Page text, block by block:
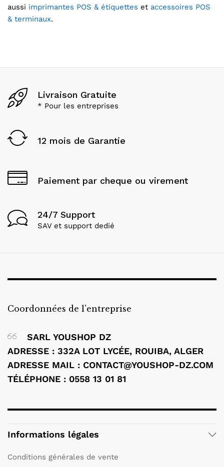
aussi imprimantes POS & étiquettes et accessoires POS
& terminaux.
Livraison Gratuite
* Pour les entreprises
12 mois de Garantie
Paiement par cheque ou virement
24/7 Support
SAV et support dedié
Coordonnées de l'entreprise
SARL YOUSHOP DZ
ADRESSE : 332A LOT LYCÉE, ROUIBA, ALGER
ADRESSE MAIL : CONTACT@YOUSHOP-DZ.COM
TÉLÉPHONE : 0558 13 01 81
Informations légales
Conditions générales de vente